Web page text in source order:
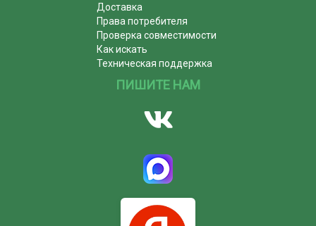
Доставка
Права потребителя
Проверка совместимости
Как искать
Техническая поддержка
ПИШИТЕ НАМ